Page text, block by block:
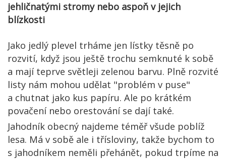
jehličnatými stromy nebo aspoň v jejich
blízkosti
Jako jedlý plevel trháme jen lístky těsně po
rozvití, když jsou ještě trochu semknuté k sobě
a mají teprve světleji zelenou barvu. Plně rozvité
listy nám mohou udělat "problém v puse"
a chutnat jako kus papíru. Ale po krátkém
povačení nebo orestování se dají také.
Jahodník obecný najdeme téměř všude poblíž
lesa. Má v sobě ale i třísloviny, takže bychom to
s jahodníkem neměli přehánět, pokud trpíme na